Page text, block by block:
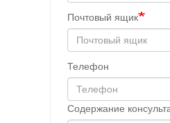
Почтовый ящик
Телефон
Содержание